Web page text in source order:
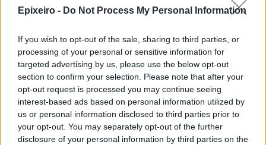
Epixeiro - Do Not Process My Personal Information
If you wish to opt-out of the sale, sharing to third parties, or
processing of your personal or sensitive information for
targeted advertising by us, please use the below opt-out
section to confirm your selection. Please note that after your
opt-out request is processed you may continue seeing
interest-based ads based on personal information utilized by
us or personal information disclosed to third parties prior to
your opt-out. You may separately opt-out of the further
disclosure of your personal information by third parties on the
είναι η κύρια αιτία αναπηρίας στους εφήβους και
συνηθισμένους λόγους για τον εφηβικό θάνατο»,
δήλωσε ο Δρ. Στριγγάρης. «Χτίζοντας πάνω στις
υφιστάμενες υπηρεσίες και την σκληρή δουλειά
των επαγγελματιών υγείας στη χώρα, η Ελλάδα
έχει την ευκαιρία να γίνει πρότυπο για την
επεκτάσιμη, υψηλής ποιότητας, τεκμηριωμένη
παροχή φροντίδας. Θα το επιτύχουμε συν-